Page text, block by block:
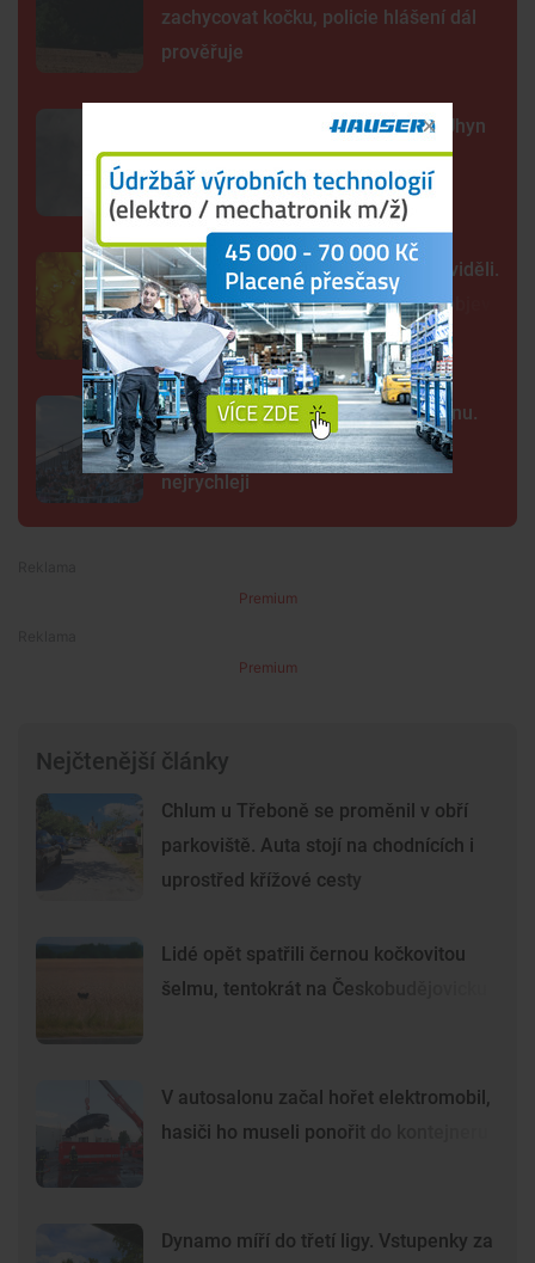
zachycovat kočku, policie hlášení dál
prověřuje
Sto mrtvých ryb v centru Budějc. Úhyn
mohl způsobit déšť a nedostatek
kyslíku
Tak detailně jsme Slunce ještě neviděli.
Nové snímky přinesly průlomový objev
Kraj nabízí za Dynamo 32,55 milionu.
Převod akcií chce dokončit co
nejrychleji
Premium
Premium
Nejčtenější články
Chlum u Třeboně se proměnil v obří
parkoviště. Auta stojí na chodnících i
uprostřed křížové cesty
Lidé opět spatřili černou kočkovitou
šelmu, tentokrát na Českobudějovicku
V autosalonu začal hořet elektromobil,
hasiči ho museli ponořit do kontejneru
Dynamo míří do třetí ligy. Vstupenky za